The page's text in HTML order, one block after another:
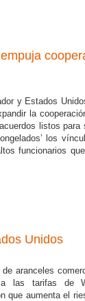
y Estados
la
listos para
los
funcionarios
Unidos
aranceles
a las tarifas de
que aumenta el